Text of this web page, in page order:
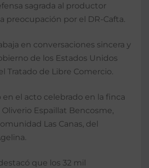
sagrada al productor
preocupación por el DR-Cafta.
en conversaciones sincera y
de los Estados Unidos
Tratado de Libre Comercio.
el acto celebrado en la finca
Espaillat Bencosme,
Las Canas, del
que los 32 mil